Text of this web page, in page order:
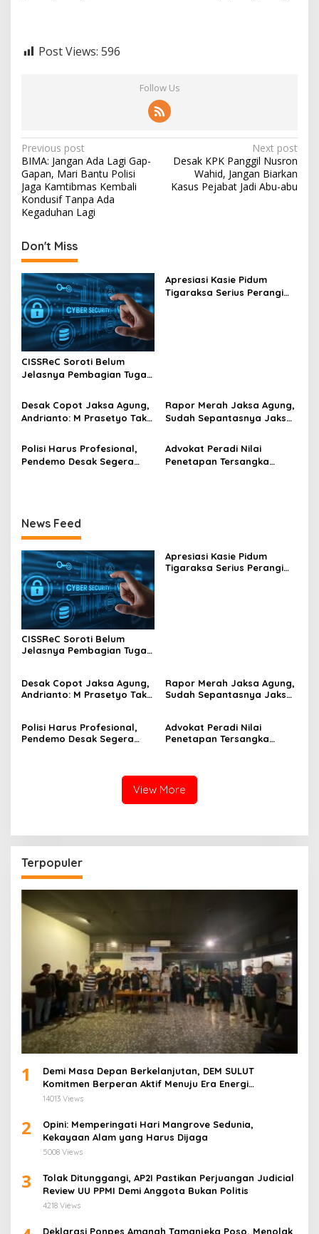
Post Views: 596
Follow Us
P
o
s
t
a
v
i
g
a
t
i
n
Previous post
BIMA: Jangan Ada Lagi Gap-
Gapan, Mari Bantu Polisi
Jaga Kamtibmas Kembali
Kondusif Tanpa Ada
Kegaduhan Lagi
Next post
Desak KPK Panggil Nusron
Wahid, Jangan Biarkan
Kasus Pejabat Jadi Abu-abu
Don't Miss
CISSReC Soroti Belum
Jelasnya Pembagian Tugas
Apresiasi Kasie Pidum
Tigaraksa Serius Perangi
Desak Copot Jaksa Agung,
Andrianto: M Prasetyo Tak
Rapor Merah Jaksa Agung,
Sudah Sepantasnya Jaksa
Polisi Harus Profesional,
Pendemo Desak Segera
Advokat Peradi Nilai
Penetapan Tersangka
News Feed
CISSReC Soroti Belum
Jelasnya Pembagian Tugas
Apresiasi Kasie Pidum
Tigaraksa Serius Perangi
Desak Copot Jaksa Agung,
Andrianto: M Prasetyo Tak
Rapor Merah Jaksa Agung,
Sudah Sepantasnya Jaksa
Polisi Harus Profesional,
Pendemo Desak Segera
Advokat Peradi Nilai
Penetapan Tersangka
View More
Terpopuler
1
Demi Masa Depan Berkelanjutan, DEM SULUT
Komitmen Berperan Aktif Menuju Era Energi
Terbarukan di Sulawesi Utara
14013 Views
2
Opini: Memperingati Hari Mangrove Sedunia,
Kekayaan Alam yang Harus Dijaga
5008 Views
3
Tolak Ditunggangi, AP2I Pastikan Perjuangan Judicial
Review UU PPMI Demi Anggota Bukan Politis
4218 Views
Deklarasi Ponpes Amanah Tamanjeka Poso, Menolak